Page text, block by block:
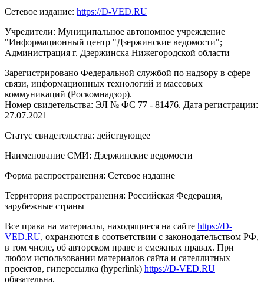
Сетевое издание: https://D-VED.RU
Учредители: Муниципальное автономное учреждение
"Информационный центр "Дзержинские ведомости";
Администрация г. Дзержинска Нижегородской области
Зарегистрировано Федеральной службой по надзору в сфере
связи, информационных технологий и массовых
коммуникаций (Роскомнадзор).
Номер свидетельства: ЭЛ № ФС 77 - 81476. Дата регистрации:
27.07.2021
Статус свидетельства: действующее
Наименование СМИ: Дзержинские ведомости
Форма распространения: Сетевое издание
Территория распространения: Российская Федерация,
зарубежные страны
Все права на материалы, находящиеся на сайте https://D-
VED.RU, охраняются в соответствии с законодательством РФ,
в том числе, об авторском праве и смежных правах. При
любом использовании материалов сайта и сателлитных
проектов, гиперссылка (hyperlink) https://D-VED.RU
обязательна.